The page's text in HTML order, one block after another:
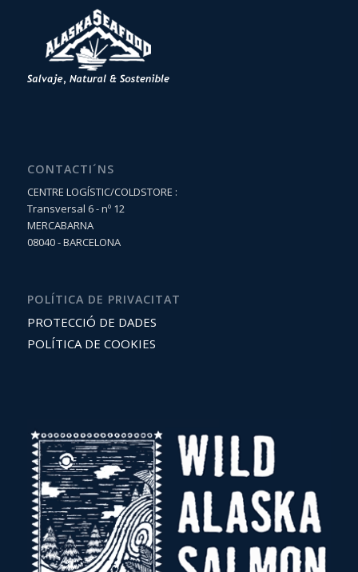
CONTACTI´NS
CENTRE LOGÍSTIC/COLDSTORE :
Transversal 6 - nº 12
MERCABARNA
08040 - BARCELONA
POLÍTICA DE PRIVACITAT
PROTECCIÓ DE DADES
POLÍTICA DE COOKIES